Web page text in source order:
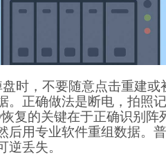
时，不要随意点击重建或
。正确做法是断电，拍照
复的关键在于正确识别阵
后用专业软件重组数据。
逆丢失。